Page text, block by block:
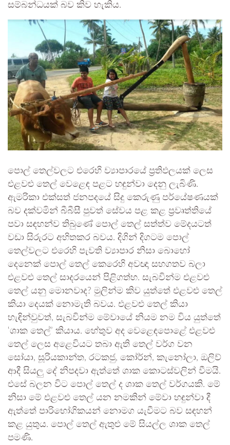
සම්බන්ධයක් බව කිව හැකිය.
පොල් තෙල්වලට එරෙහි ව්‍යාපාරයේ ප්‍රතිඵලයක් ලෙස
එළවළු තෙල් වෙළෙඳ පළට හඳුන්වා දෙනු ලැබිණි.
ඇමරිකා එක්සත් ජනපදයේ සිදු කෙරුණු පර්යේෂණයක්
බව දක්වමින් බීබීසී පුවත් සේවය පළ කළ ප්‍රවෘත්තියේ
පවා සඳහන්ව තිබුණේ පොල් තෙල් සත්ත්ව මේදයටත්
වඩා සිරුරට අහිතකර බවය. දිගින් දිගටම පොල්
තෙල්වලට එරෙහි පැවති ව්‍යාපාර නිසා බොහෝ
දෙනෙක් පොල් තෙල් කෙරෙහි අවඥා සහගතව බලා
එළවළු තෙල් සාදරයෙන් පිළිගත්හ. සැබවින්ම එළවළු
තෙල් යනු මොනවාද? මුලින්ම කිව යුත්තේ එළවළු තෙල්
කියා දෙයක් නොමැති බවය. එළවළු තෙල් කියා
හැඳින්වුවත්, සැබවින්ම මේවායේ නියම නම විය යුත්තේ
‛ශාක තෙල්’ කියාය. හේතුව අද වෙළෙඳපොළේ එළවළු
තෙල් ලෙස අළෙවියට තබා ඇති තෙල් වර්ග වන
සෝයා, සූරියකාන්ත, රටකජු, කෝර්න්, කැනෝලා, ඔලිව්
ආදී සියලු‍ දේ නිපදවා ඇත්තේ ශාක කොටස්වලින් වීමයි.
එසේ බලන විට පොල් තෙල් ද ශාක තෙල් වර්ගයකි. මේ
නිසා මේ එළවළු තෙල් යන නමකින් මේවා හඳුන්වා දී
ඇත්තේ පාරිභෝගිකයන් නොමග යැවීමට බව සඳහන්
කළ යුතුය. පොල් තෙල් ඇතුළු මේ සියල්ල ශාක තෙල්
පමණි.